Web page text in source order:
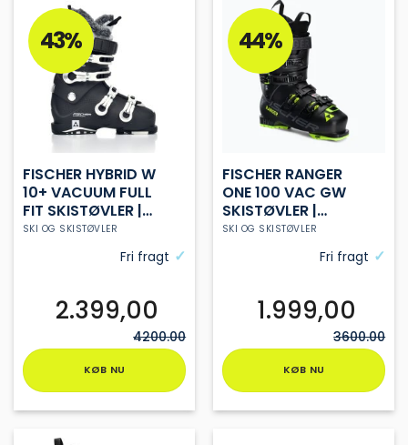
flere
varianter.
Mulighederne
kan
vælges
på
varesiden
flere
varianter.
Mulighederne
kan
vælges
på
varesiden
43%
SKI OG SKISTØVLER
FISCHER HYBRID W
10+ VACUUM FULL
FIT SKISTØVLER |
DAME | BLACK
Fri fragt
KØB NU
vare
4200.00
2.399,00
44%
SKI OG SKISTØVLER
FISCHER RANGER
ONE 100 VAC GW
SKISTØVLER |
BLACK | HERRE
Fri fragt
KØB NU
vare
3600.00
1.999,00